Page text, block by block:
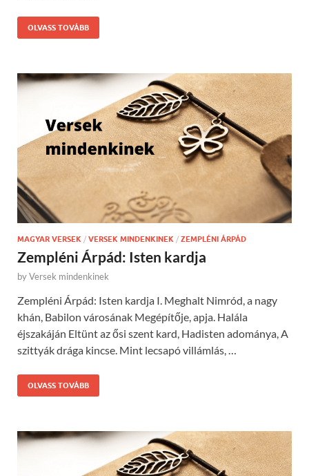
OLVASS TOVÁBB
MAGYAR VERSEK / VERSEK MINDENKINEK / ZEMPLÉNI ÁRPÁD
Zempléni Árpád: Isten kardja
byVersek mindenkinek
Zempléni Árpád: Isten kardja I. Meghalt Nimród, a nagy
khán, Babilon városának Megépítője, apja. Halála
éjszakáján Eltünt az ősi szent kard, Hadisten adománya, A
szittyák drága kincse. Mint lecsapó villámlás, …
OLVASS TOVÁBB